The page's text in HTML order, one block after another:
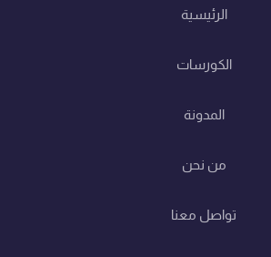
الرئيسية
الكورسات
المدونة
من نحن
تواصل معنا